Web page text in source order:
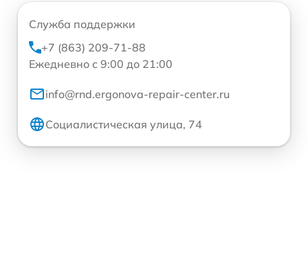
Служба поддержки
+7 (863) 209-71-88
Ежедневно с 9:00 до 21:00
info@rnd.ergonova-repair-center.ru
Социалистическая улица, 74